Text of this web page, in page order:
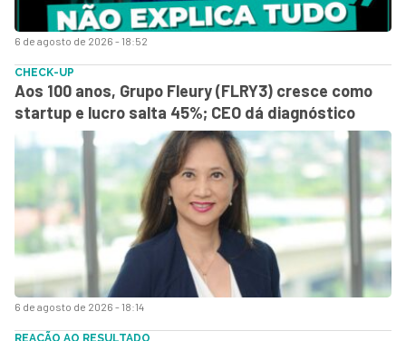
6 de agosto de 2026 - 18:52
6 de agosto de 2026 - 18:14
CHECK-UP
Aos 100 anos, Grupo Fleury (FLRY3) cresce como
startup e lucro salta 45%; CEO dá diagnóstico
REAÇÃO AO RESULTADO